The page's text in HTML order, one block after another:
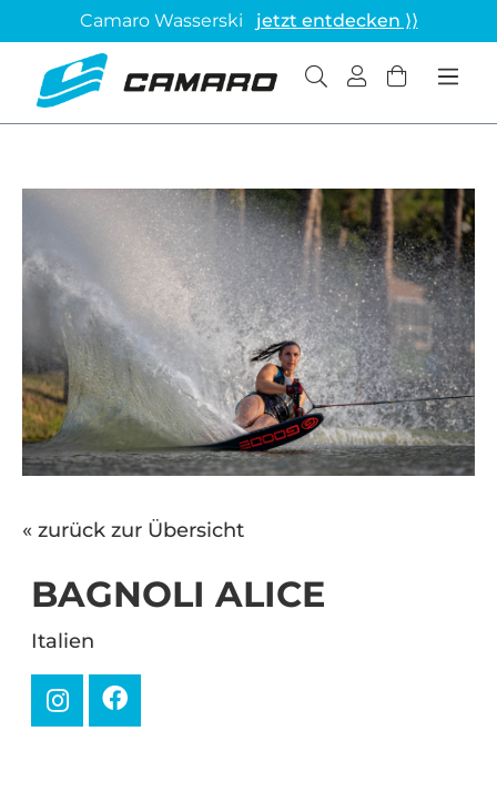
Camaro Wasserski jetzt entdecken ⟩⟩
« zurück zur Übersicht
BAGNOLI ALICE
Italien